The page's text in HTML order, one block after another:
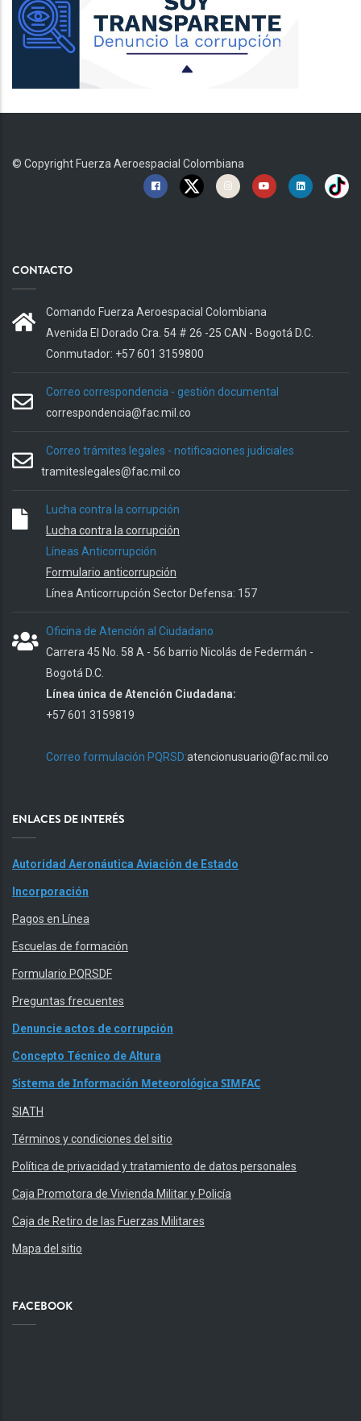
© Copyright Fuerza Aeroespacial Colombiana
CONTACTO
Comando Fuerza Aeroespacial Colombiana
Avenida El Dorado Cra. 54 # 26 -25 CAN - Bogotá D.C.
Conmutador: +57 601 3159800
Correo correspondencia - gestión documental
correspondencia@fac.mil.co
Correo trámites legales - notificaciones judiciales
tramiteslegales@fac.mil.co
Lucha contra la corrupción
Lucha contra la corrupción
Líneas Anticorrupción
Formulario anticorrupción
Línea Anticorrupción Sector Defensa: 157
Oficina de Atención al Ciudadano
Carrera 45 No. 58 A - 56 barrio Nicolás de Federmán -
Bogotá D.C.
Línea única de Atención Ciudadana:
+57 601 3159819
Correo formulación PQRSD:atencionusuario@fac.mil.co
ENLACES DE INTERÉS
Autoridad Aeronáutica Aviación de Estado
Incorporación
Pagos en Línea
Escuelas de formación
Formulario PQRSDF
Preguntas frecuentes
Denuncie actos de corrupción
Concepto Técnico de Altura
Sistema de Información Meteorológica SIMFAC
SIATH
Términos y condiciones del sitio
Política de privacidad y tratamiento de datos personales
Caja Promotora de Vivienda Militar y Policía
Caja de Retiro de las Fuerzas Militares
Mapa del sitio
FACEBOOK